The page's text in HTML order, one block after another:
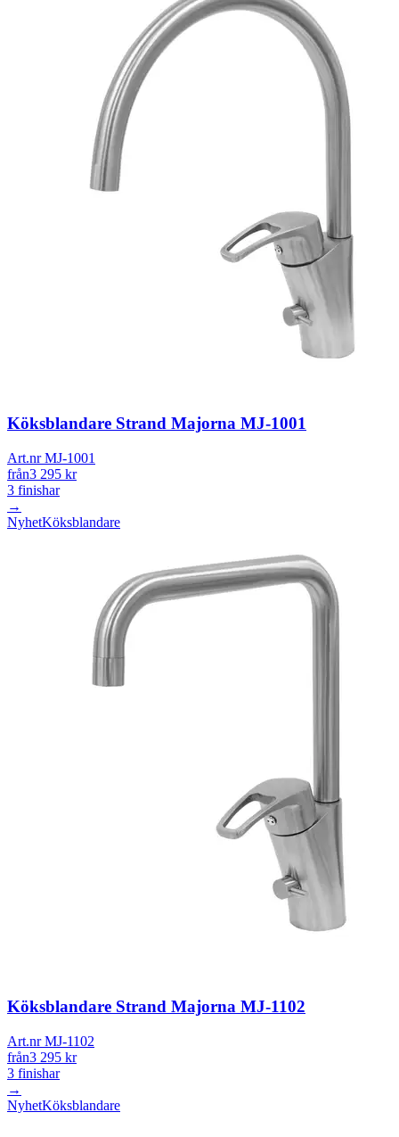
Köksblandare Strand Majorna MJ-1001
Art.nr MJ-1001
från3 295 kr
3 finishar
→
NyhetKöksblandare
Köksblandare Strand Majorna MJ-1102
Art.nr MJ-1102
från3 295 kr
3 finishar
→
NyhetKöksblandare